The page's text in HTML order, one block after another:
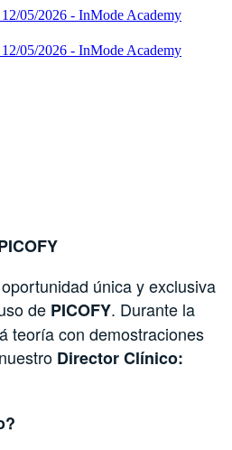
única y exclusiva
de PICOFY. Durante la
teoría con demostraciones
Director Clínico: